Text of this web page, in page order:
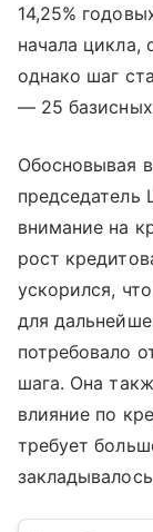
14,25%
начала цикла,
однако шаг
— 25 базисных
Обосновывая
председатель
внимание на
рост
ускорился,
для
потребовало
шага. Она
влияние по
требует